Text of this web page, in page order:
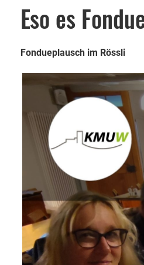
Eso es
Fondueplausch im Rössli